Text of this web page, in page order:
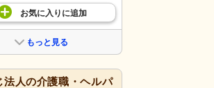
お気に入り に追加
もっと見る
法人の介護職・ヘルパ